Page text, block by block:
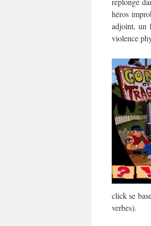
héros
adjoint, un
violence
click se
verbes).